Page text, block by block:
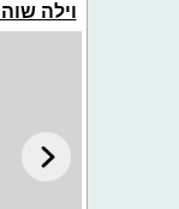
וילה